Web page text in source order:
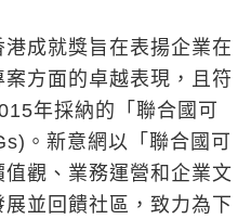
成就獎旨在表揚企業在
方面的卓越表現，且符
年採納的「聯合國可
。新意網以「聯合國可
觀、業務運營和企業文
並回饋社區，致力為下